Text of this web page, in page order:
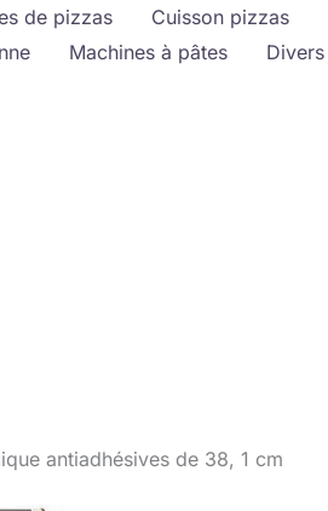
de pizzas Cuisson pizzas
Machines à pâtes Divers
antiadhésives de 38, 1 cm